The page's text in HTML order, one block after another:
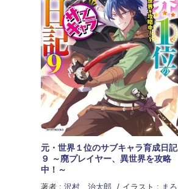
元・世界１位のサブキャラ育成日記
９ ～廃プレイヤー、異世界を攻略
中！～
著者 : 沢村 治太郎 イラスト : まろ